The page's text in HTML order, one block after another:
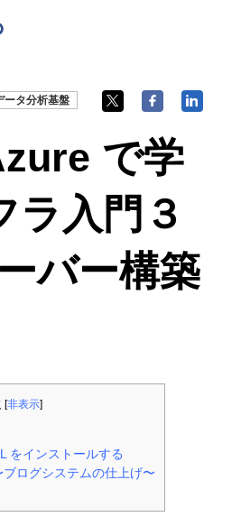
ータ分析基盤
で学
ラ入門３
バー構築
[非表示]
をインストールする
ログシステムの仕上げ〜